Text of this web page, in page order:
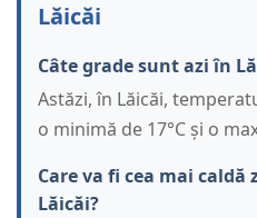
Lăicăi
Câte grade sunt azi în
Astăzi, în Lăicăi,
o minimă de 17°C și o
Care va fi cea mai
Lăicăi?